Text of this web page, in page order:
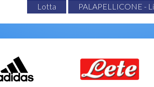
Lotta PALAPELLICONE -